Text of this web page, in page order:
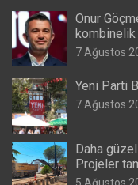
Onur
7 Ağustos
Yeni Parti
7 Ağustos
Daha
Projeler